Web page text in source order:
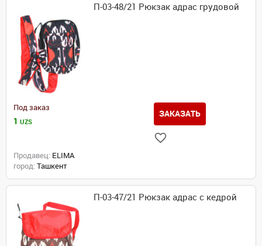
П-03-48/21 Рюкзак адрас грудовой
Под заказ
1 UZS
ЗАКАЗАТЬ
Продавец: ELIMA
город: Ташкент
П-03-47/21 Рюкзак адрас с кедрой